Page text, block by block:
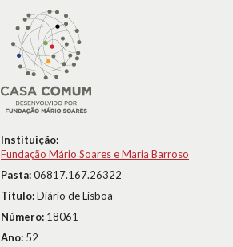
Instituição:
Fundação Mário Soares e Maria Barroso
Pasta:06817.167.26322
Título:Diário de Lisboa
Número: 18061
Ano: 52